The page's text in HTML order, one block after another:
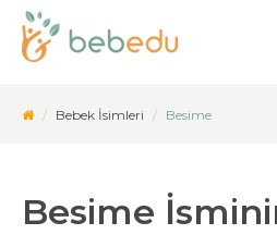
Bebek İsimleri Besime
Besime